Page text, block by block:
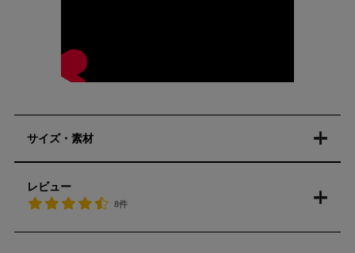
サイズ・素材
レビュー
8件